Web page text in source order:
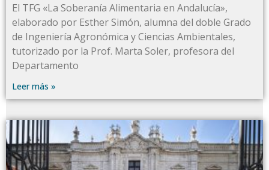
El TFG «La Soberanía Alimentaria en Andalucía»,
elaborado por Esther Simón, alumna del doble Grado
de Ingeniería Agronómica y Ciencias Ambientales,
tutorizado por la Prof. Marta Soler, profesora del
Departamento
Leer más »